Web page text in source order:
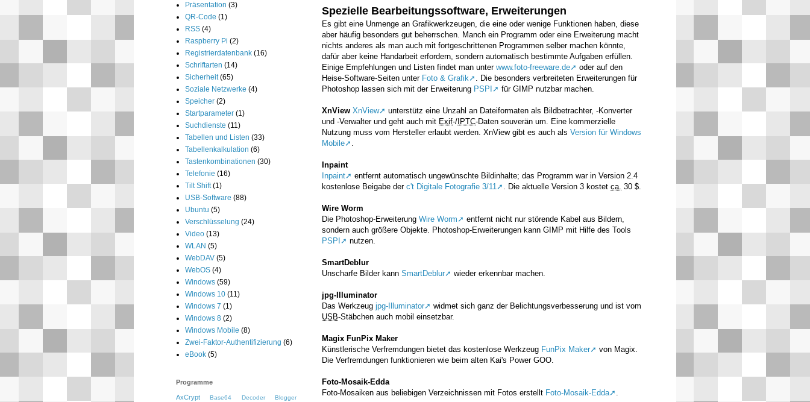
Spezielle Bearbeitungssoftware, Erweiterungen
Es gibt eine Unmenge an Grafikwerkzeugen, die eine oder wenige Funktionen haben, diese
aber häufig besonders gut beherrschen. Manch ein Programm oder eine Erweiterung macht
nichts anderes als man auch mit fortgeschrittenen Programmen selber machen könnte,
dafür aber keine Handarbeit erfordern, sondern automatisch bestimmte Aufgaben erfüllen.
Einige Empfehlungen und Listen findet man unter www.foto-freeware.de
oder auf den
Heise-Software-Seiten unter Foto & Grafik
. Die besonders verbreiteten Erweiterungen für
Photoshop lassen sich mit der Erweiterung PSPI für GIMP nutzbar machen.
XnView XnView
unterstütz eine Unzahl an Dateiformaten als Bildbetrachter, -Konverter
und -Verwalter und geht auch mit Exif-/ IPTC-Daten souverän um. Eine kommerzielle
Nutzung muss vom Hersteller erlaubt werden. XnView gibt es auch als Version für Windows
Mobile
.
Inpaint
Inpaint
entfernt automatisch ungewünschte Bildinhalte; das Programm war in Version 2.4
kostenlose Beigabe der c't Digitale Fotografie 3/11 . Die aktuelle Version 3 kostet ca. 30 $.
Wire Worm
Die Photoshop-Erweiterung Wire Worm
entfernt nicht nur störende Kabel aus Bildern,
sondern auch größere Objekte. Photoshop-Erweiterungen kann GIMP mit Hilfe des Tools
PSPI
nutzen.
SmartDeblur
Unscharfe Bilder kann SmartDeblur wieder erkennbar machen.
jpg-Illuminator
Das Werkzeug jpg-Illuminator
widmet sich ganz der Belichtungsverbesserung und ist vom
USB-Stäbchen auch mobil einsetzbar.
Magix FunPix Maker
Künstlerische Verfremdungen bietet das kostenlose Werkzeug FunPix Maker
von Magix.
Die Verfremdungen funktionieren wie beim alten Kai's Power GOO.
Foto-Mosaik-Edda
Foto-Mosaiken aus beliebigen Verzeichnissen mit Fotos erstellt Foto-Mosaik-Edda .
Präsentation (3)
QR-Code (1)
RSS (4)
Raspberry Pi (2)
Registrierdatenbank (16)
Schriftarten (14)
Sicherheit (65)
Soziale Netzwerke (4)
Speicher (2)
Startparameter (1)
Suchdienste (11)
Tabellen und Listen (33)
Tabellenkalkulation (6)
Tastenkombinationen (30)
Telefonie (16)
Tilt Shift (1)
USB-Software (88)
Ubuntu (5)
Verschlüsselung (24)
Video (13)
WLAN (5)
WebDAV (5)
WebOS (4)
Windows (59)
Windows 10 (11)
Windows 7 (1)
Windows 8 (2)
Windows Mobile (8)
Zwei-Faktor-Authentifizierung (6)
eBook (5)
Programme
AxCrypt Base64 Decoder Blogger